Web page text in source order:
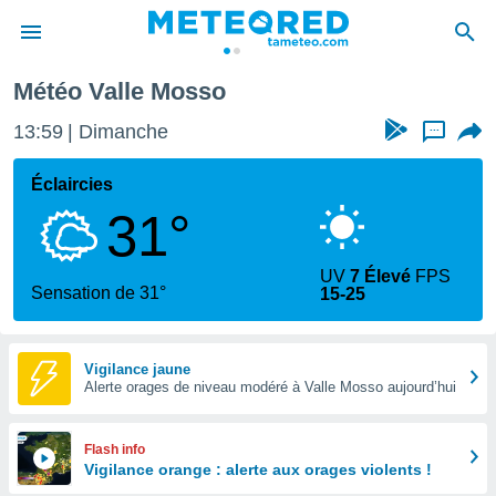
de
Météo Valle Mosso
13:59 Dimanche ...
Éclaircies
31°
Sensation de 31°
UV7 Élevé FPS
15-25
Vigilance jaune
Alerte orages de niveau modéré à Valle Mosso aujourd’hui
Flash info
Vigilance orange : alerte aux orages violents !